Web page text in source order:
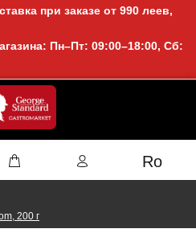
при заказе от 990 леев,
Пн–Пт: 09:00–18:00, Сб:
Ro
200 г